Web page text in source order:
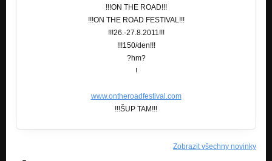
!!!ON THE ROAD!!!
!!!ON THE ROAD FESTIVAL!!!
!!!26.-27.8.2011!!!
!!!150/den!!!
?hm?
!
www.ontheroadfestival.com
!!!ŠUP TAM!!!
Zobrazit všechny novinky